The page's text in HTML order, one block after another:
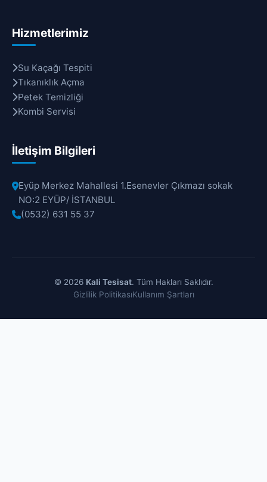
Hizmetlerimiz
Su Kaçağı Tespiti
Tıkanıklık Açma
Petek Temizliği
Kombi Servisi
İletişim Bilgileri
Eyüp Merkez Mahallesi 1.Esenevler Çıkmazı sokak
NO:2 EYÜP/ İSTANBUL
(0532) 631 55 37
© 2026 Kali Tesisat. Tüm Hakları Saklıdır.
Gizlilik PolitikasıKullanım Şartları